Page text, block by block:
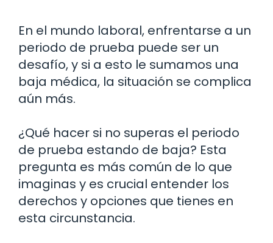
En el mundo laboral, enfrentarse a un
periodo de prueba puede ser un
desafío, y si a esto le sumamos una
baja médica, la situación se complica
aún más.
¿Qué hacer si no superas el periodo
de prueba estando de baja? Esta
pregunta es más común de lo que
imaginas y es crucial entender los
derechos y opciones que tienes en
esta circunstancia.